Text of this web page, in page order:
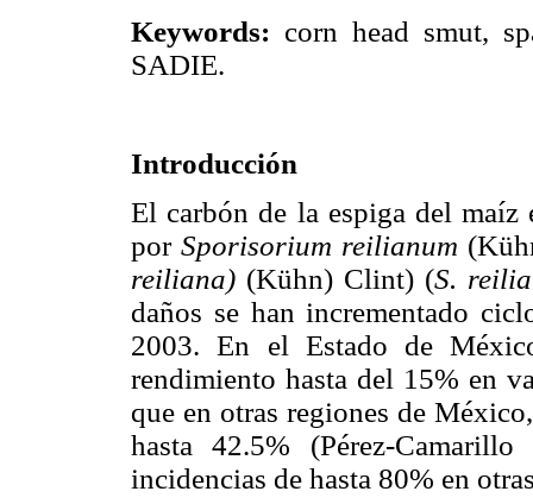
Keywords: corn head smut,
SADIE.
Introducción
El carbón de la espiga del maíz
porSporisorium reilianum
reiliana) (Kühn) Clint) (S.
daños se han incrementado
2003. En el Estado de
rendimiento hasta del 15% en
que en otras regiones de
hasta 42.5% (Pérez-Camarillo
incidencias de hasta 80% en